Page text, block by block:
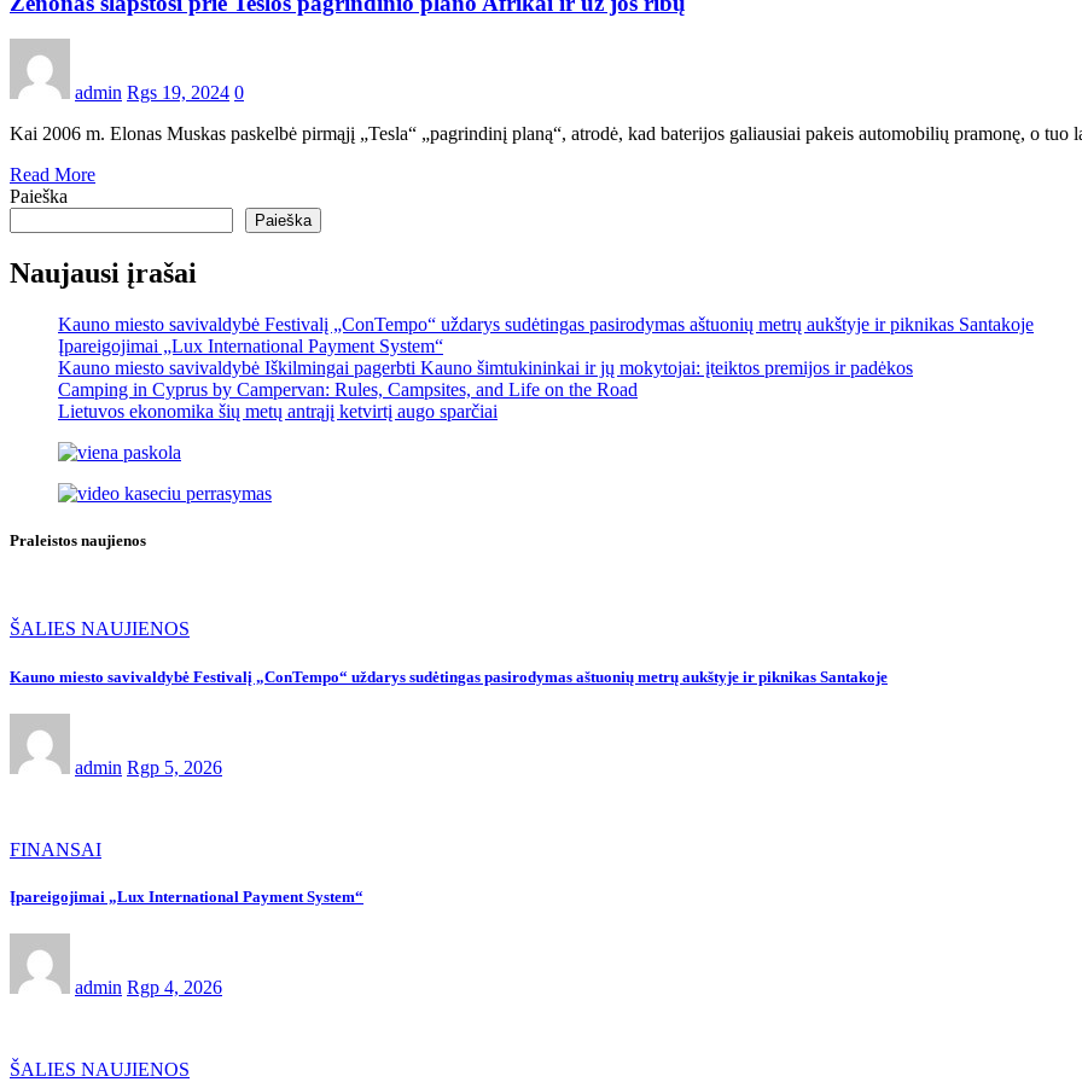
admin Rgs 19, 2024 0
Kai 2006 m. Elonas Muskas paskelbė pirmąjį „Tesla“ „pagrindinį planą“, atrodė, kad baterijos galiausiai pakeis automobilių pramonę, o tuo
Read More
Paieška
Paieška
Naujausi įrašai
Kauno miesto savivaldybė Festivalį „ConTempo“ uždarys sudėtingas pasirodymas aštuonių metrų aukštyje ir piknikas Santakoje
Įpareigojimai „Lux International Payment System“
Kauno miesto savivaldybė Iškilmingai pagerbti Kauno šimtukininkai ir jų mokytojai: įteiktos premijos ir padėkos
Camping in Cyprus by Campervan: Rules, Campsites, and Life on the Road
Lietuvos ekonomika šių metų antrąjį ketvirtį augo sparčiai
Praleistos naujienos
ŠALIES NAUJIENOS
Kauno miesto savivaldybė Festivalį „ConTempo“ uždarys sudėtingas pasirodymas aštuonių metrų aukštyje ir piknikas Santakoje
admin Rgp 5, 2026
FINANSAI
Įpareigojimai „Lux International Payment System“
admin Rgp 4, 2026
ŠALIES NAUJIENOS